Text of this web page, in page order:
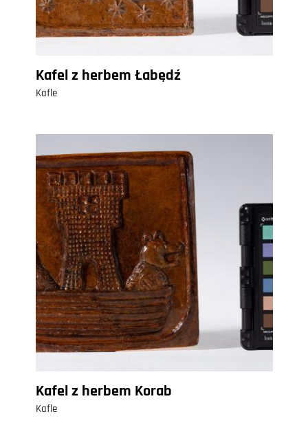
Kafel z herbem Łabędź
Kafle
Kafel z herbem Korab
Kafle